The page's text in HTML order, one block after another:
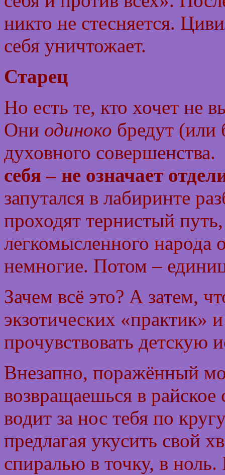
никто не стесняется.
себя уничтожает.
Старец
Но есть те, кто хочет не
Они одиноко бредут (или
духовного совершенства.
себя – не означает
запутался в лабиринте
проходят тернистый
легкомысленного народа
немногие. Потом –
Зачем всё это? А затем,
экзотических «практик»
прочувствовать детскую
Внезапно, поражённый
возвращаешься в
водит за нос тебя по
предлагая укусить свой
спиралью в точку, в